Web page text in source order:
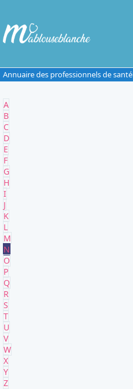
Annuaire des professionnels de santé
A
B
C
D
E
F
G
H
I
J
K
L
M
N
O
P
Q
R
S
T
U
V
W
X
Y
Z